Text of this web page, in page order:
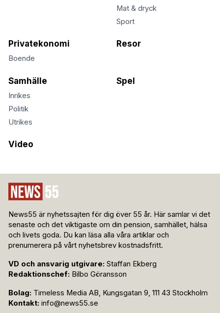
Mat & dryck
Sport
Privatekonomi
Boende
Resor
Samhälle
Inrikes
Politik
Utrikes
Spel
Video
News55 är nyhetssajten för dig över 55 år. Här samlar vi det
senaste och det viktigaste om din pension, samhället, hälsa
och livets goda. Du kan läsa alla våra artiklar och
prenumerera på vårt nyhetsbrev kostnadsfritt.
VD och ansvarig utgivare: Staffan Ekberg
Redaktionschef: Bilbo Göransson
Bolag: Timeless Media AB, Kungsgatan 9, 111 43 Stockholm
Kontakt: info@news55.se